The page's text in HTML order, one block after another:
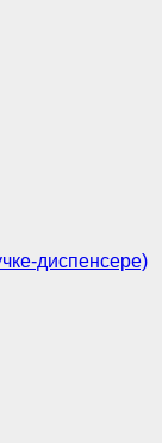
диспенсере)